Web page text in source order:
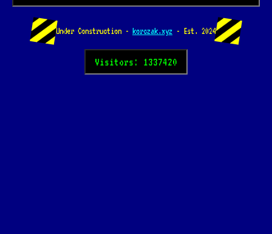
Under Construction - korczak.xyz - Est. 2024
Visitors: 1337420